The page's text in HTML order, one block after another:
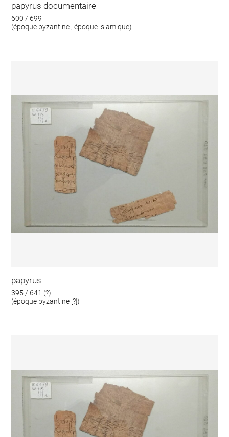
papyrus documentaire
600 / 699
(époque byzantine ; époque islamique)
papyrus
395 / 641 (?)
(époque byzantine [?])